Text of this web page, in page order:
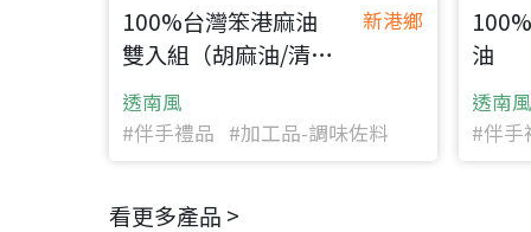
100%台灣笨港麻油
雙入組（胡麻油/清麻
油）
新港鄉
透南風
#伴手禮品 #加工品-調味佐料
油
透南風
#伴
看更多產品 >